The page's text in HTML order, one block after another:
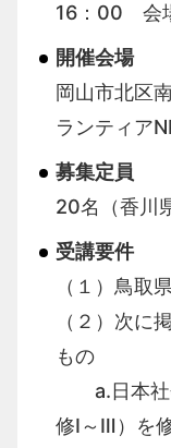
16：00 会
開催会場
岡山市北区
ランティア
募集定員
20名（香川
受講要件
（１）鳥取
（２）次に
もの
a.日本社
修Ⅰ～Ⅲ）を